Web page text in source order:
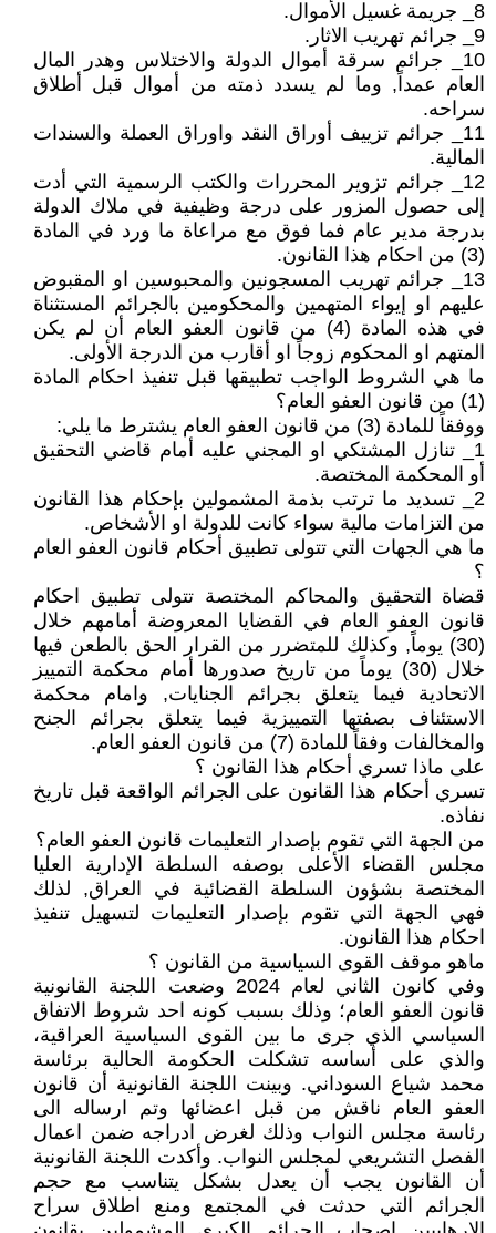
8_ جريمة غسيل الأموال.
9_ جرائم تهريب الاثار.
10_ جرائم سرقة أموال الدولة والاختلاس وهدر المال
العام عمداً, وما لم يسدد ذمته من أموال قبل أطلاق
سراحه.
11_ جرائم تزييف أوراق النقد واوراق العملة والسندات
المالية.
12_ جرائم تزوير المحررات والكتب الرسمية التي أدت
إلى حصول المزور على درجة وظيفية في ملاك الدولة
بدرجة مدير عام فما فوق مع مراعاة ما ورد في المادة
(3) من احكام هذا القانون.
13_ جرائم تهريب المسجونين والمحبوسين او المقبوض
عليهم او إيواء المتهمين والمحكومين بالجرائم المستثناة
في هذه المادة (4) من قانون العفو العام أن لم يكن
المتهم او المحكوم زوجاً او أقارب من الدرجة الأولى.
ما هي الشروط الواجب تطبيقها قبل تنفيذ احكام المادة
(1) من قانون العفو العام؟
ووفقاً للمادة (3) من قانون العفو العام يشترط ما يلي:
1_ تنازل المشتكي او المجني عليه أمام قاضي التحقيق
أو المحكمة المختصة.
2_ تسديد ما ترتب بذمة المشمولين بإحكام هذا القانون
من التزامات مالية سواء كانت للدولة او الأشخاص.
ما هي الجهات التي تتولى تطبيق أحكام قانون العفو العام
؟
قضاة التحقيق والمحاكم المختصة تتولى تطبيق احكام
قانون العفو العام في القضايا المعروضة أمامهم خلال
(30) يوماً, وكذلك للمتضرر من القرار الحق بالطعن فيها
خلال (30) يوماً من تاريخ صدورها أمام محكمة التمييز
الاتحادية فيما يتعلق بجرائم الجنايات, وامام محكمة
الاستئناف بصفتها التمييزية فيما يتعلق بجرائم الجنح
والمخالفات وفقاً للمادة (7) من قانون العفو العام.
على ماذا تسري أحكام هذا القانون ؟
تسري أحكام هذا القانون على الجرائم الواقعة قبل تاريخ
نفاذه.
من الجهة التي تقوم بإصدار التعليمات قانون العفو العام؟
مجلس القضاء الأعلى بوصفه السلطة الإدارية العليا
المختصة بشؤون السلطة القضائية في العراق, لذلك
فهي الجهة التي تقوم بإصدار التعليمات لتسهيل تنفيذ
احكام هذا القانون.
ماهو موقف القوى السياسية من القانون ؟
وفي كانون الثاني لعام 2024 وضعت اللجنة القانونية
قانون العفو العام؛ وذلك بسبب كونه احد شروط الاتفاق
السياسي الذي جرى ما بين القوى السياسية العراقية،
والذي على أساسه تشكلت الحكومة الحالية برئاسة
محمد شياع السوداني. وبينت اللجنة القانونية أن قانون
العفو العام ناقش من قبل اعضائها وتم ارساله الى
رئاسة مجلس النواب وذلك لغرض ادراجه ضمن اعمال
الفصل التشريعي لمجلس النواب. وأكدت اللجنة القانونية
أن القانون يجب أن يعدل بشكل يتناسب مع حجم
الجرائم التي حدثت في المجتمع ومنع اطلاق سراح